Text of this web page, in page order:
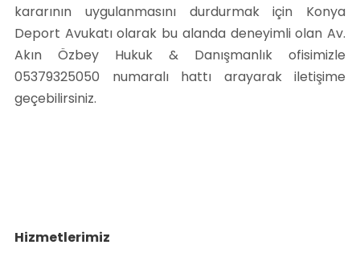
kararının uygulanmasını durdurmak için Konya
Deport Avukatı olarak bu alanda deneyimli olan Av.
Akın Özbey Hukuk & Danışmanlık ofisimizle
05379325050 numaralı hattı arayarak iletişime
geçebilirsiniz.
Hizmetlerimiz